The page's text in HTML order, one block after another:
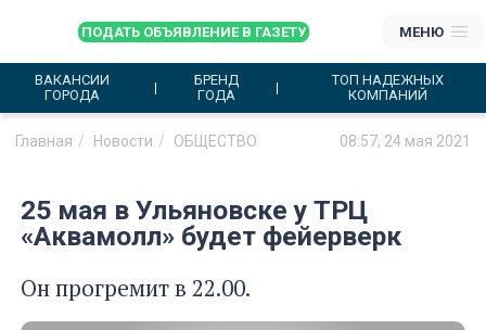
ПОДАТЬ ОБЪЯВЛЕНИЕ В ГАЗЕТУ МЕНЮ
ВАКАНСИИ
ГОРОДА
БРЕНД
ГОДА
ТОП НАДЕЖНЫХ
КОМПАНИЙ
Главная Новости ОБЩЕСТВО 08:57, 24 мая 2021
25 мая в Ульяновске у ТРЦ
«Аквамолл» будет фейерверк
Он прогремит в 22.00.